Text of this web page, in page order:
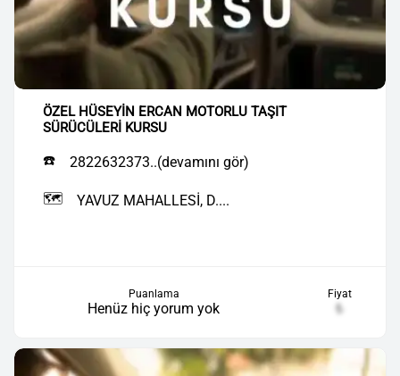
ÖZEL HÜSEYİN ERCAN MOTORLU TAŞIT
SÜRÜCÜLERİ KURSU
☎️ 2822632373..(devamını gör)
🗺️ YAVUZ MAHALLESİ, D....
Puanlama
Henüz hiç yorum yok
Fiyat
₺